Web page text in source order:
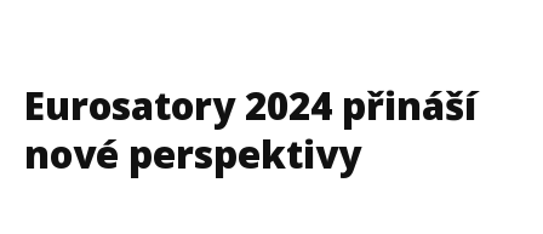
Eurosatory 2024 přináší
nové perspektivy